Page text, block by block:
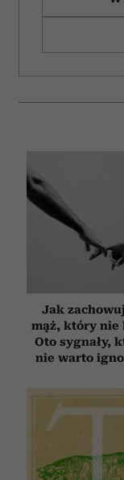
Jak
mąż, który nie
Oto sygnały,
nie warto